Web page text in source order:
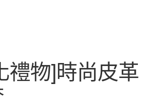
禮物]時尚皮革